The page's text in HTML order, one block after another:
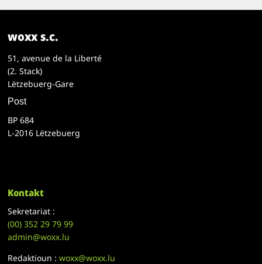
woxx s.c.
51, avenue de la Liberté
(2. Stack)
Lëtzebuerg-Gare
Post
BP 684
L-2016 Lëtzebuerg
Kontakt
Sekretariat :
(00)352 29 79 99
admin@woxx.lu
Redaktioun :woxx@woxx.lu